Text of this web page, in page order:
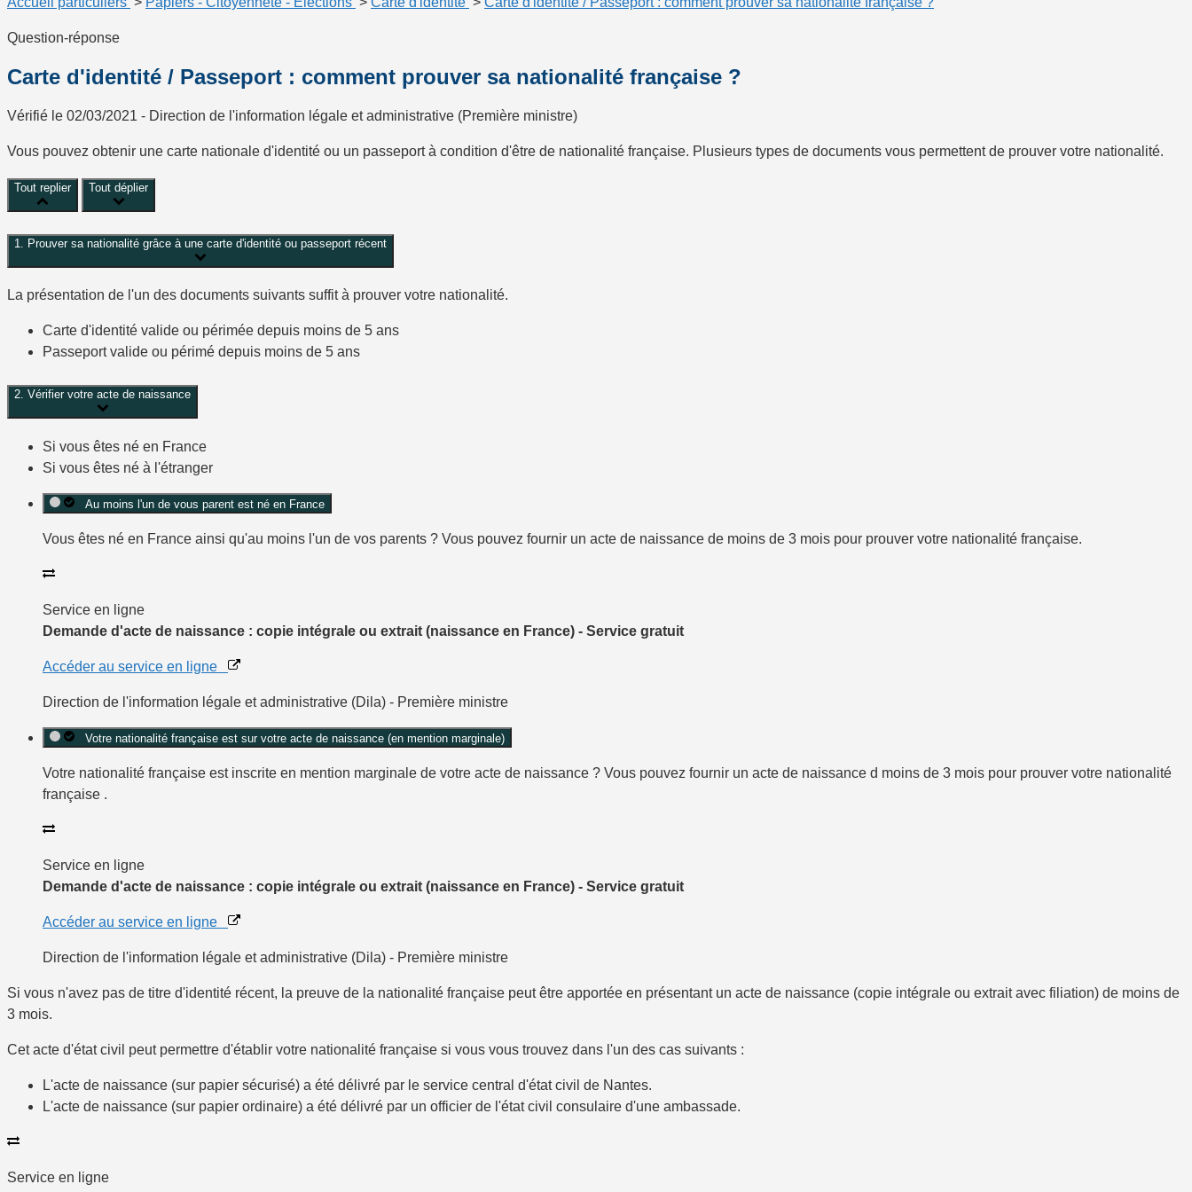
Question-réponse
Carte d'identité / Passeport : comment prouver sa nationalité française ?
Vérifié le 02/03/2021 - Direction de l'information légale et administrative (Première ministre)
Vous pouvez obtenir une carte nationale d'identité ou un passeport à condition d'être de nationalité française. Plusieurs types de documents vous permettent de prouver votre nationalité.
Tout replier Tout déplier
1. Prouver sa nationalité grâce à une carte d'identité ou passeport récent
La présentation de l'un des documents suivants suffit à prouver votre nationalité.
Carte d'identité valide ou périmée depuis moins de 5 ans
Passeport valide ou périmé depuis moins de 5 ans
2. Vérifier votre acte de naissance
Si vous êtes né en France
Si vous êtes né à l'étranger
Au moins l'un de vous parent est né en France
Vous êtes né en France ainsi qu'au moins l'un de vos parents ? Vous pouvez fournir un acte de naissance de moins de 3 mois pour prouver votre nationalité française.
Service en ligne
Demande d'acte de naissance : copie intégrale ou extrait (naissance en France) - Service gratuit
Accéder au service en ligne
Direction de l'information légale et administrative (Dila) - Première ministre
Votre nationalité française est sur votre acte de naissance (en mention marginale)
Votre nationalité française est inscrite en mention marginale de votre acte de naissance ? Vous pouvez fournir un acte de naissance d moins de 3 mois pour prouver votre nationalité
française .
Service en ligne
Demande d'acte de naissance : copie intégrale ou extrait (naissance en France) - Service gratuit
Accéder au service en ligne
Direction de l'information légale et administrative (Dila) - Première ministre
Si vous n'avez pas de titre d'identité récent, la preuve de la nationalité française peut être apportée en présentant un acte de naissance (copie intégrale ou extrait avec filiation) de moins de
3 mois.
Cet acte d'état civil peut permettre d'établir votre nationalité française si vous vous trouvez dans l'un des cas suivants :
L'acte de naissance (sur papier sécurisé) a été délivré par le service central d'état civil de Nantes.
L'acte de naissance (sur papier ordinaire) a été délivré par un officier de l'état civil consulaire d'une ambassade.
Service en ligne